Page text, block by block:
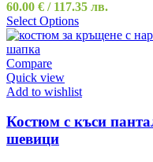
60.00 € / 117.35 лв.
Select Options
Compare
Quick view
Add to wishlist
Костюм с къси
шевици